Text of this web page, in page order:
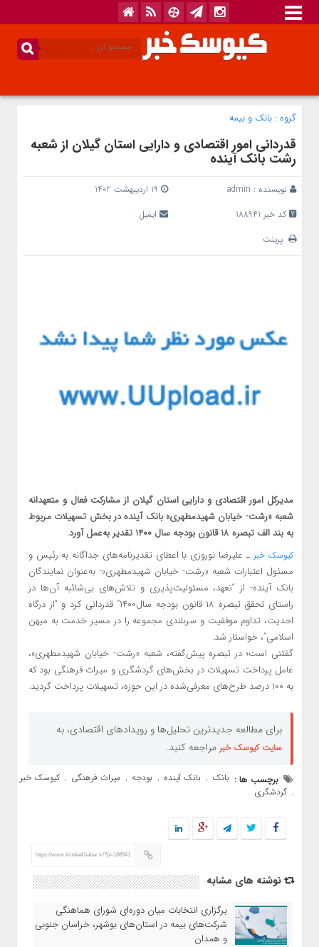
گروه : بانک‌ و بیمه
قدردانی امور اقتصادی و دارایی استان گیلان از شعبه
رشت بانک آینده
نویسنده : admin
کد خبر 188941
ایمیل
پرینت
مدیرکل امور اقتصادی و دارایی استان گیلان از مشارکت فعال و متعهدانه
شعبه «رشت- خیابان شهیدمطهری» بانک آینده در بخش تسهیلات مربوط
به بند الف تبصره ۱۸ قانون بودجه سال ۱۴۰۰ تقدیر به‌عمل آورد.
کیوسک خبر ـ علیرضا نوروزی با اعطای تقدیرنامه‌های جداگانه به رئیس و
مسئول اعتبارات شعبه «رشت- خیابان شهیدمطهری»- به‌عنوان نمایندگان
بانک آینده- از “تعهد، مسئولیت‌پذیری و تلاش‌های بی‌شائبه آن‌ها در
راستای تحقق تبصره ۱۸ قانون بودجه سال۱۴۰۰” قدردانی کرد و “از درگاه
احدیت، تداوم موفقیت و سربلندی مجموعه را در مسیر خدمت به میهن
اسلامی”، خواستار شد.
گفتنی است؛ در تبصره پیش‌گفته، شعبه «رشت- خیابان شهیدمطهری»،
عامل پرداخت تسهیلات در بخش‌های گردشگری و میراث فرهنگی بود که
به ۱۰۰ درصد طرح‌های معرفی‌شده در این حوزه، تسهیلات پرداخت گردید.
برای مطالعه جدیدترین تحلیل‌ها و رویدادهای اقتصادی، به
سایت کیوسک خبر مراجعه کنید.
برچسب ها : بانک , بانک آینده , بودجه , میراث فرهنگی , کیوسک خبر
, گردشگری
https://www.kioskekhabar.ir/?p=188941
نوشته های مشابه
برگزاری انتخابات میان دوره‌ای شورای هماهنگی
شرکت‌های بیمه در استان‌های بوشهر، خراسان جنوبی
و همدان